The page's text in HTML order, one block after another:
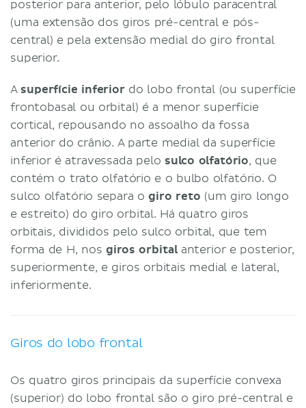
posterior para anterior, pelo lóbulo paracentral
(uma extensão dos giros pré-central e pós-
central) e pela extensão medial do giro frontal
superior.
A superfície inferiordo lobo frontal (ou superfície
frontobasal ou orbital) é a menor superfície
cortical, repousando no assoalho da fossa
anterior do crânio. A parte medial da superfície
inferior é atravessada pelo sulco olfatório, que
contém o trato olfatório e o bulbo olfatório. O
sulco olfatório separa ogiro reto (um giro longo
e estreito) do giro orbital. Há quatro giros
orbitais, divididos pelo sulco orbital, que tem
forma de H, nos giros orbitalanterior e posterior,
superiormente, e giros orbitais medial e lateral,
inferiormente.
Giros do lobo frontal
Os quatro giros principais da superfície convexa
(superior) do lobo frontal são o giro pré-central e